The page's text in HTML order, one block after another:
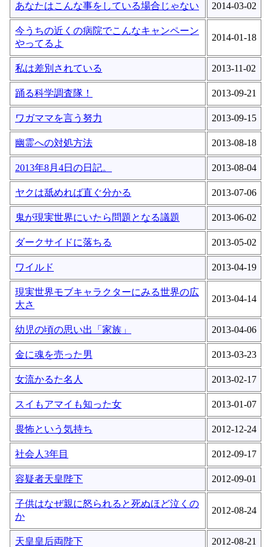
あなたはこんな事をしている場合じゃない 2014-03-02
今うちの近くの病院でこんなキャンペーン
やってるよ
2014-01-18
私は差別されている 2013-11-02
踊る科学調査隊！ 2013-09-21
ワガママを言う努力 2013-09-15
幽霊への対処方法 2013-08-18
2013年8月4日の日記。 2013-08-04
ヤクは舐めれば直ぐ分かる 2013-07-06
鬼が現実世界にいたら問題となる議題 2013-06-02
ダークサイドに落ちる 2013-05-02
ワイルド 2013-04-19
現実世界モブキャラクターにみる世界の広
大さ
2013-04-14
幼児の頃の思い出「家族」 2013-04-06
金に魂を売った男 2013-03-23
女流かるた名人 2013-02-17
スイもアマイも知った女 2013-01-07
畏怖という気持ち 2012-12-24
社会人3年目 2012-09-17
容疑者天皇陛下 2012-09-01
子供はなぜ親に怒られると死ぬほど泣くの
か
2012-08-24
天皇皇后両陛下 2012-08-21